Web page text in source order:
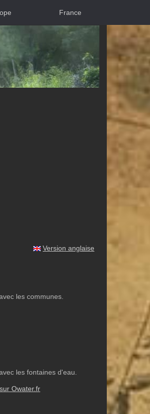
France
Version anglaise
les communes.
les fontaines d'eau.
Owater.fr